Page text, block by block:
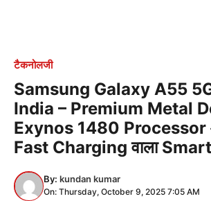
टैकनोलजी
Samsung Galaxy A55
India – Premium Metal
Exynos 1480
Fast Charging वाला
By: kundan kumar
On: Thursday, October 9, 2025 7:05 AM